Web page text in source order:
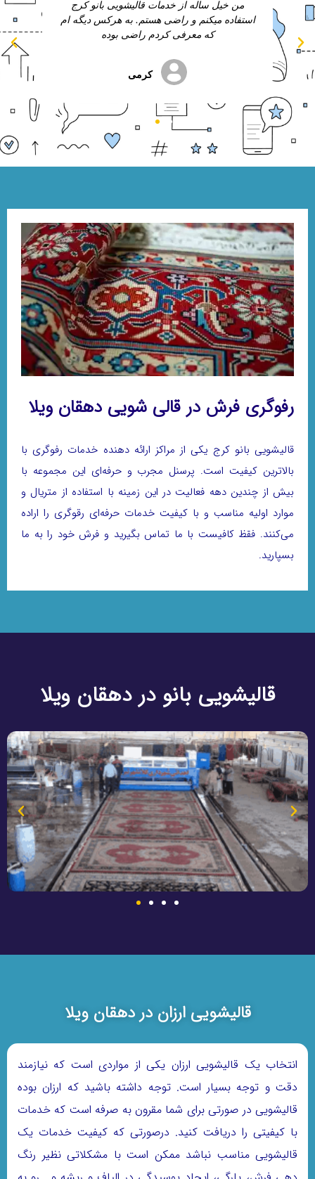
من خیل ساله از خدمات قالیشویی بانو کرج
استفاده میکنم و راضی هستم. به هرکس دیگه ام
که معرفی کردم راضی بوده
کرمی
از
رفوگری فرش در قالی شویی دهقان ویلا
قالیشویی بانو کرج یکی از مراکز ارائه دهنده خدمات رفوگری با
بالاترین کیفیت است. پرسنل مجرب و حرفه‌ای این مجموعه با
بیش از چندین دهه فعالیت در این زمینه با استفاده از متریال و
موارد اولیه مناسب و با کیفیت خدمات حرفه‌ای رقوگری را اراده
می‌کنند. فقظ کافیست با ما تماس بگیرید و فرش خود را به ما
بسپارید.
قالیشویی بانو در دهقان ویلا
قالیشویی ارزان در دهقان ویلا
انتخاب یک قالیشویی ارزان یکی از مواردی است که نیازمند
دقت و توجه بسیار است. توجه داشته باشید که ارزان بوده
قالیشویی در صورتی برای شما مقرون به صرفه است که خدمات
با کیفیتی را دریافت کنید. درصورتی که کیفیت خدمات یک
قالیشویی مناسب نباشد ممکن است با مشکلاتی نظیر رنگ